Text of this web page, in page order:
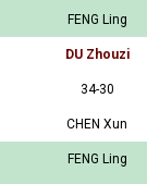
FENG Ling
DU Zhouzi
34-30
CHEN Xun
FENG Ling